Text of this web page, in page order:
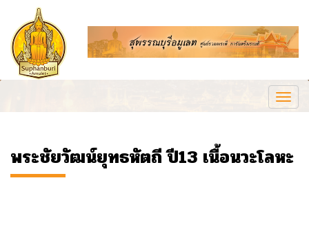
พระชัยวัฒน์ยุทธหัตถี ปี13 เนื้อนวะโลหะ